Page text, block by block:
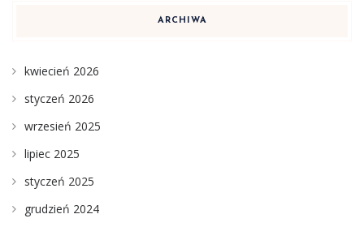
ARCHIWA
kwiecień 2026
styczeń 2026
wrzesień 2025
lipiec 2025
styczeń 2025
grudzień 2024